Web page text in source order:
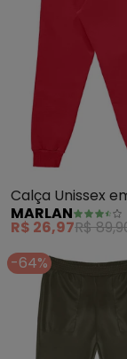
Calça Unissex
Moletom
(Vermelho)
MARLAN
R$ 26,97R$
-64%